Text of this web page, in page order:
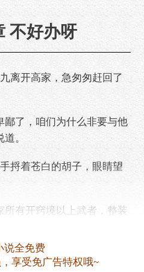
不好办呀
开高家，急匆匆赶回了
了，咱们为什么非要与他
。
着苍白的胡子，眼睛望
有开窍境以上武者，整装
升任大长老的南宫岳，
说全免费
享受免广告特权哦~